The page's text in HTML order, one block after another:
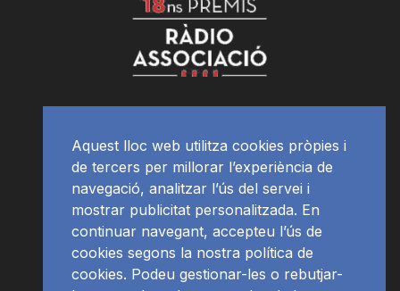
Aquest lloc web utilitza cookies pròpies i
de tercers per millorar l’experiència de
navegació, analitzar l’ús del servei i
mostrar publicitat personalitzada. En
continuar navegant, accepteu l’ús de
cookies segons la nostra política de
cookies. Podeu gestionar-les o rebutjar-